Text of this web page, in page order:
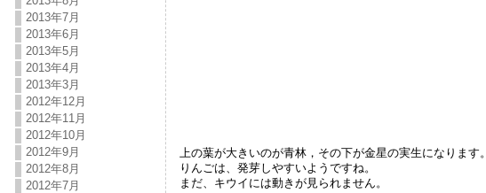
2013年7月
2013年6月
2013年5月
2013年4月
2013年3月
2012年12月
2012年11月
2012年10月
2012年9月
2012年8月
2012年7月
上の葉が大きいのが青林，その下が金星の実生になります。
りんごは、発芽しやすいようですね。
まだ、キウイには動きが見られません。